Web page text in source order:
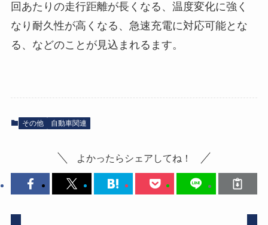
回あたりの走行距離が長くなる、温度変化に強く
なり耐久性が高くなる、急速充電に対応可能とな
る、などのことが見込まれるます。
その他 自動車関連
よかったらシェアしてね！